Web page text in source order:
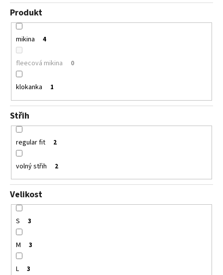
Produkt
mikina 4
fleecová mikina 0
klokanka 1
Střih
regular fit 2
volný střih 2
Velikost
S 3
M 3
L 3